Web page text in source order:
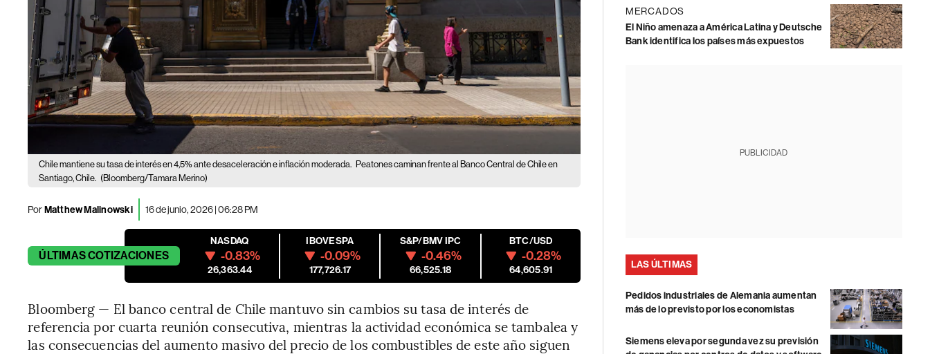
Chile mantiene su tasa de interés en 4,5% ante desaceleración e inflación moderada. Peatones caminan frente al Banco Central de Chile en
Santiago, Chile. (Bloomberg/Tamara Merino)
PorMatthew Malinowski 16 de junio, 2026 | 06:28 PM
ÚLTIMASCOTIZACIONES
NASDAQ
-0.83%
26,363.44
IBOVESPA
-0.09%
177,726.17
S&P/BMV IPC
-0.46%
66,525.18
BTC/USD
-0.28%
64,605.91
Bloomberg — El banco central de Chile mantuvo sin cambios su tasa de interés de
referencia por cuarta reunión consecutiva, mientras la actividad económica se tambalea y
las consecuencias del aumento masivo del precio de los combustibles de este año siguen
MERCADOS
El Niño amenaza a América Latina y Deutsche
Bank identifica los países más expuestos
PUBLICIDAD
LAS ÚLTIMAS
Pedidos industriales de Alemania aumentan
más de lo previsto por los economistas
Siemens eleva por segunda vez su previsión